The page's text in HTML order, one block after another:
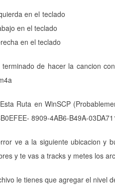
flecha
flecha
en el teclado
terminado de hacer la cancion
Ruta en WinSCP
8909-4AB6-B49A-
ve a la siguiente ubicacion y
y te vas a tracks y metes los
le tienes que agregar el nivel